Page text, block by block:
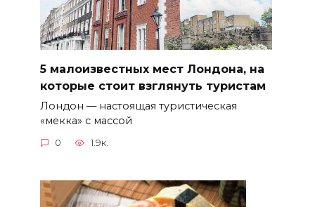
5 малоизвестных мест Лондона, на
которые стоит взглянуть туристам
Лондон — настоящая туристическая
«мекка» с массой
0 1.9к.